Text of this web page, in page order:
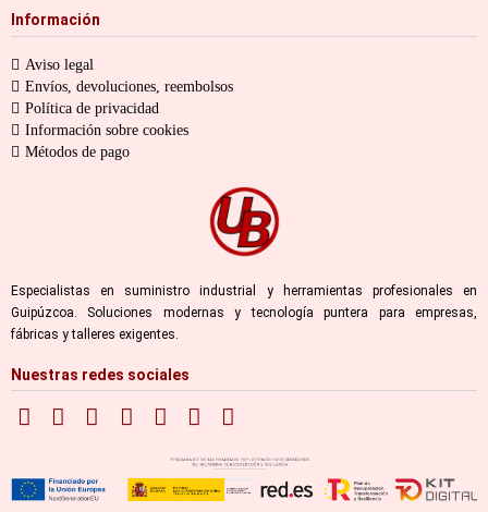
Información
Aviso legal
Envíos, devoluciones, reembolsos
Política de privacidad
Información sobre cookies
Métodos de pago
Especialistas en suministro industrial y herramientas profesionales en
Guipúzcoa. Soluciones modernas y tecnología puntera para empresas,
fábricas y talleres exigentes.
Nuestras redes sociales